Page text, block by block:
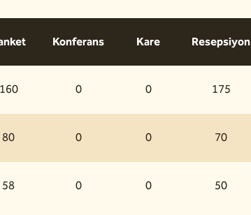
Konferans Kare Resepsiyon
160 0 0 175
80 0 0 70
58 0 0 50